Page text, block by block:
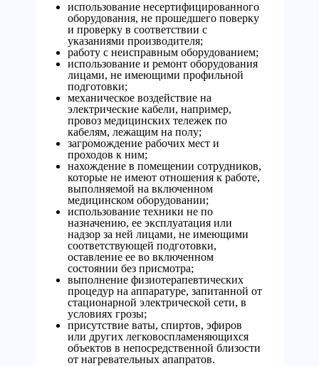
использование несертифицированного
оборудования, не прошедшего поверку
и проверку в соответствии с
указаниями производителя;
работу с неисправным оборудованием;
использование и ремонт оборудования
лицами, не имеющими профильной
подготовки;
механическое воздействие на
электрические кабели, например,
провоз медицинских тележек по
кабелям, лежащим на полу;
загромождение рабочих мест и
проходов к ним;
нахождение в помещении сотрудников,
которые не имеют отношения к работе,
выполняемой на включенном
медицинском оборудовании;
использование техники не по
назначению, ее эксплуатация или
надзор за ней лицами, не имеющими
соответствующей подготовки,
оставление ее во включенном
состоянии без присмотра;
выполнение физиотерапевтических
процедур на аппаратуре, запитанной от
стационарной электрической сети, в
условиях грозы;
присутствие ваты, спиртов, эфиров
или других легковоспламеняющихся
объектов в непосредственной близости
от нагревательных апапратов.